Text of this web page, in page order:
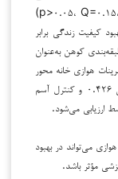
(p>۰.۰۵، Q=۱.۹۷، I۲=۰) و کنترل آسم (p>۰.۰۵، Q=۰.۱۵، I۲=۰)
کیفیت زندگی برابر
بود که بر اساس طبقه‌بندی کوهن به‌عنوان
هوازی خانه محور
در بهبود اضطراب برابر ۰.۳۱۶، افسردگی ۰.۳۰۳، خستگی ۰.۴۲۶ و کنترل آسم
می‌تواند در بهبود
مؤثر باشد.